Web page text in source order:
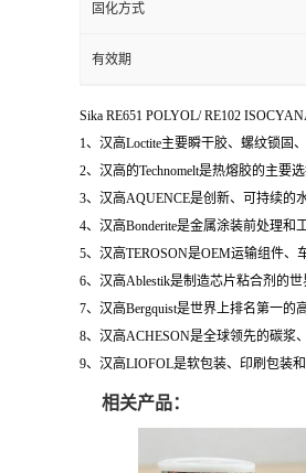
固化方式
有效期
Sika RE651 POLYOL/ RE102
1、汉高Loctite主要瞬干胶、螺纹锁固
2、汉高的Technomelt是热熔胶的主要
3、汉高AQUENCE是创新、可持续的
4、汉高Bonderite是金属涂装前处理和
5、汉高TEROSON是OEM运输组件
6、汉高Ablestik是制造芯片粘合剂的
7、汉高Bergquist是世界上排名第一
8、汉高ACHESON是全球领先的碳浆
9、汉高LIOFOL是软包装、印刷包装
相关产品：